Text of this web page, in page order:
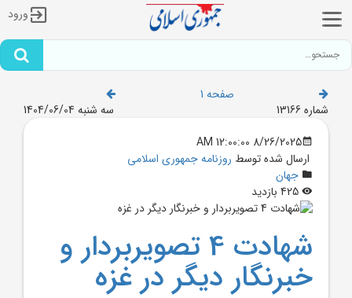
ورود
صفحه 1
شماره 13166
سه شنبه 1404/06/04
8/26/2025 12:00:00 AM
ارسال شده توسط روزنامه جمهوری اسلامی
جهان
شهادت 4 تصويربردار و
خبرنگار ديگر در غزه